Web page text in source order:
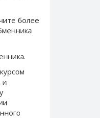
более
и